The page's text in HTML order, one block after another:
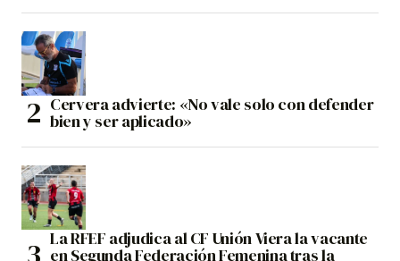
Cervera advierte: «No vale solo con defender
bien y ser aplicado»
La RFEF adjudica al CF Unión Viera la vacante
en Segunda Federación Femenina tras la